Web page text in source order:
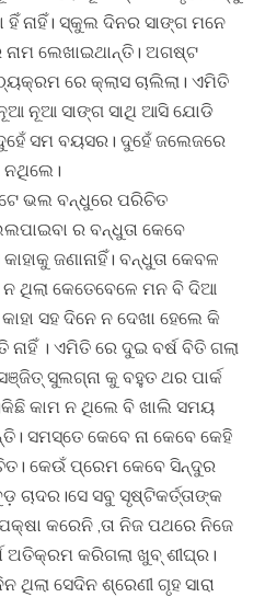
ହିଁ ନାହିଁ। ସ୍କୁଲ ଦିନର ସାଙ୍ଗ ମନେ
ଲେଖାଇଥାନ୍ତି। ଅଗଷ୍ଟ
ରେ କ୍ଲାସ ଚାଲିଲା। ଏମିତି
ନୂଆ ସାଙ୍ଗ ସାଥି ଆସି ଯୋଡି
ସମ ବୟସର। ଦୁହେଁ ଜଲେଜରେ
ନଥିଲେ।
ଭଲ ବନ୍ଧୁରେ ପରିଚିତ
ର ବନ୍ଧୁତା କେବେ
ଜଣାନାହିଁ। ବନ୍ଧୁତା କେବଳ
ନ ଥିଲା କେତେବେଳେ ମନ ବି ଦିଆ
ସହ ଦିନେ ନ ଦେଖା ହେଲେ କି
। ଏମିତି ରେ ଦୁଇ ବର୍ଷ ବିତି ଗଲା
ସୁଲଗ୍ନା କୁ ବହୁତ ଥର ପାର୍କ
କାମ ନ ଥିଲେ ବି ଖାଲି ସମୟ
ସମସ୍ତେ କେବେ ନା କେବେ କେହି
କେଉଁ ପ୍ରେମ କେବେ ସିନ୍ଦୁର
ସବୁ ସୃଷ୍ଟିକର୍ତ୍ତାଙ୍କ
କରେନି ,ତା ନିଜ ପଥରେ ନିଜେ
ଅତିକ୍ରମ କରିଗଲା ଖୁବ୍ ଶୀଘ୍ର।
ସେଦିନ ଶ୍ରେଣୀ ଗୃହ ସାରା